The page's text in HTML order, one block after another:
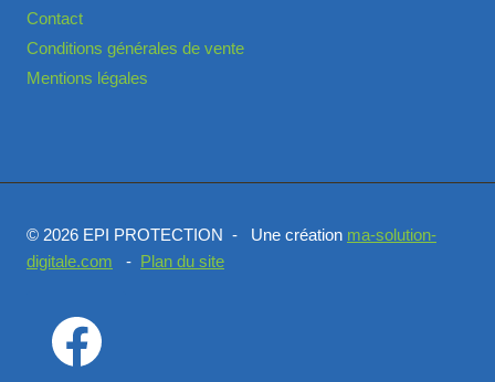
Contact
Conditions générales de vente
Mentions légales
© 2026 EPI PROTECTION - Une création ma-solution-
digitale.com - Plan du site